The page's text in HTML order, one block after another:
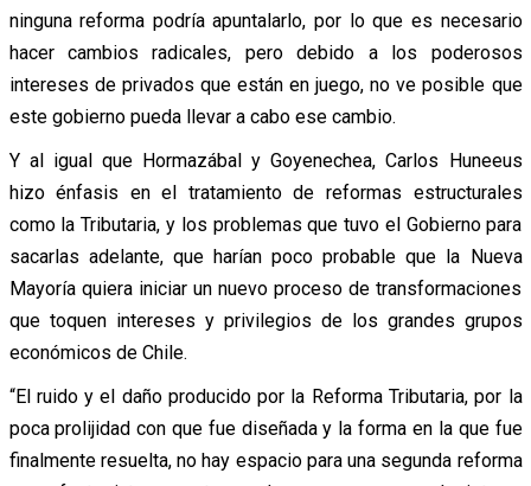
ninguna reforma podría apuntalarlo, por lo que es necesario
hacer cambios radicales, pero debido a los poderosos
intereses de privados que están en juego, no ve posible que
este gobierno pueda llevar a cabo ese cambio.
Y al igual que Hormazábal y Goyenechea, Carlos Huneeus
hizo énfasis en el tratamiento de reformas estructurales
como la Tributaria, y los problemas que tuvo el Gobierno para
sacarlas adelante, que harían poco probable que la Nueva
Mayoría quiera iniciar un nuevo proceso de transformaciones
que toquen intereses y privilegios de los grandes grupos
económicos de Chile.
“El ruido y el daño producido por la Reforma Tributaria, por la
poca prolijidad con que fue diseñada y la forma en la que fue
finalmente resuelta, no hay espacio para una segunda reforma